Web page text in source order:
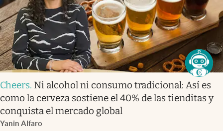
Cheers. Ni alcohol ni consumo tradicional: Así es
como la cerveza sostiene el 40% de las tienditas y
conquista el mercado global
Yanin Alfaro